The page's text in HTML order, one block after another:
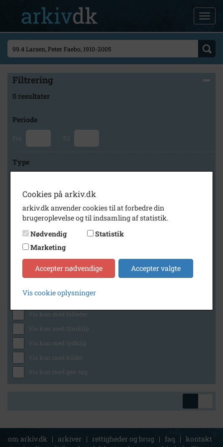
Filtrering
0 resultater
Periode
Fra Til
Type
Arkiv
Skovbo Lokalhistoriske Arkiv
Generelt
Vis kun med billeder
Vis kun med filmklip
Vis kun med lydklip
Vis kun med kilder
Vis kun med geo-tag
om arkiv.dk | arkiver | rettigheder og brug | faq | kontakt
Cookies på arkiv.dk
arkiv.dk anvender cookies til at forbedre din
brugeroplevelse og til indsamling af statistik.
Nødvendig
Statistik
Marketing
Accepter nødvendige Accepter valgte
Vis cookie oplysninger